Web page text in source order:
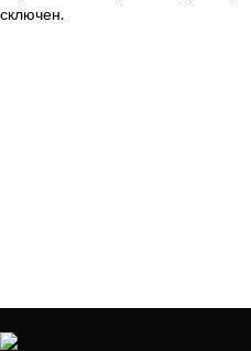
сключен.